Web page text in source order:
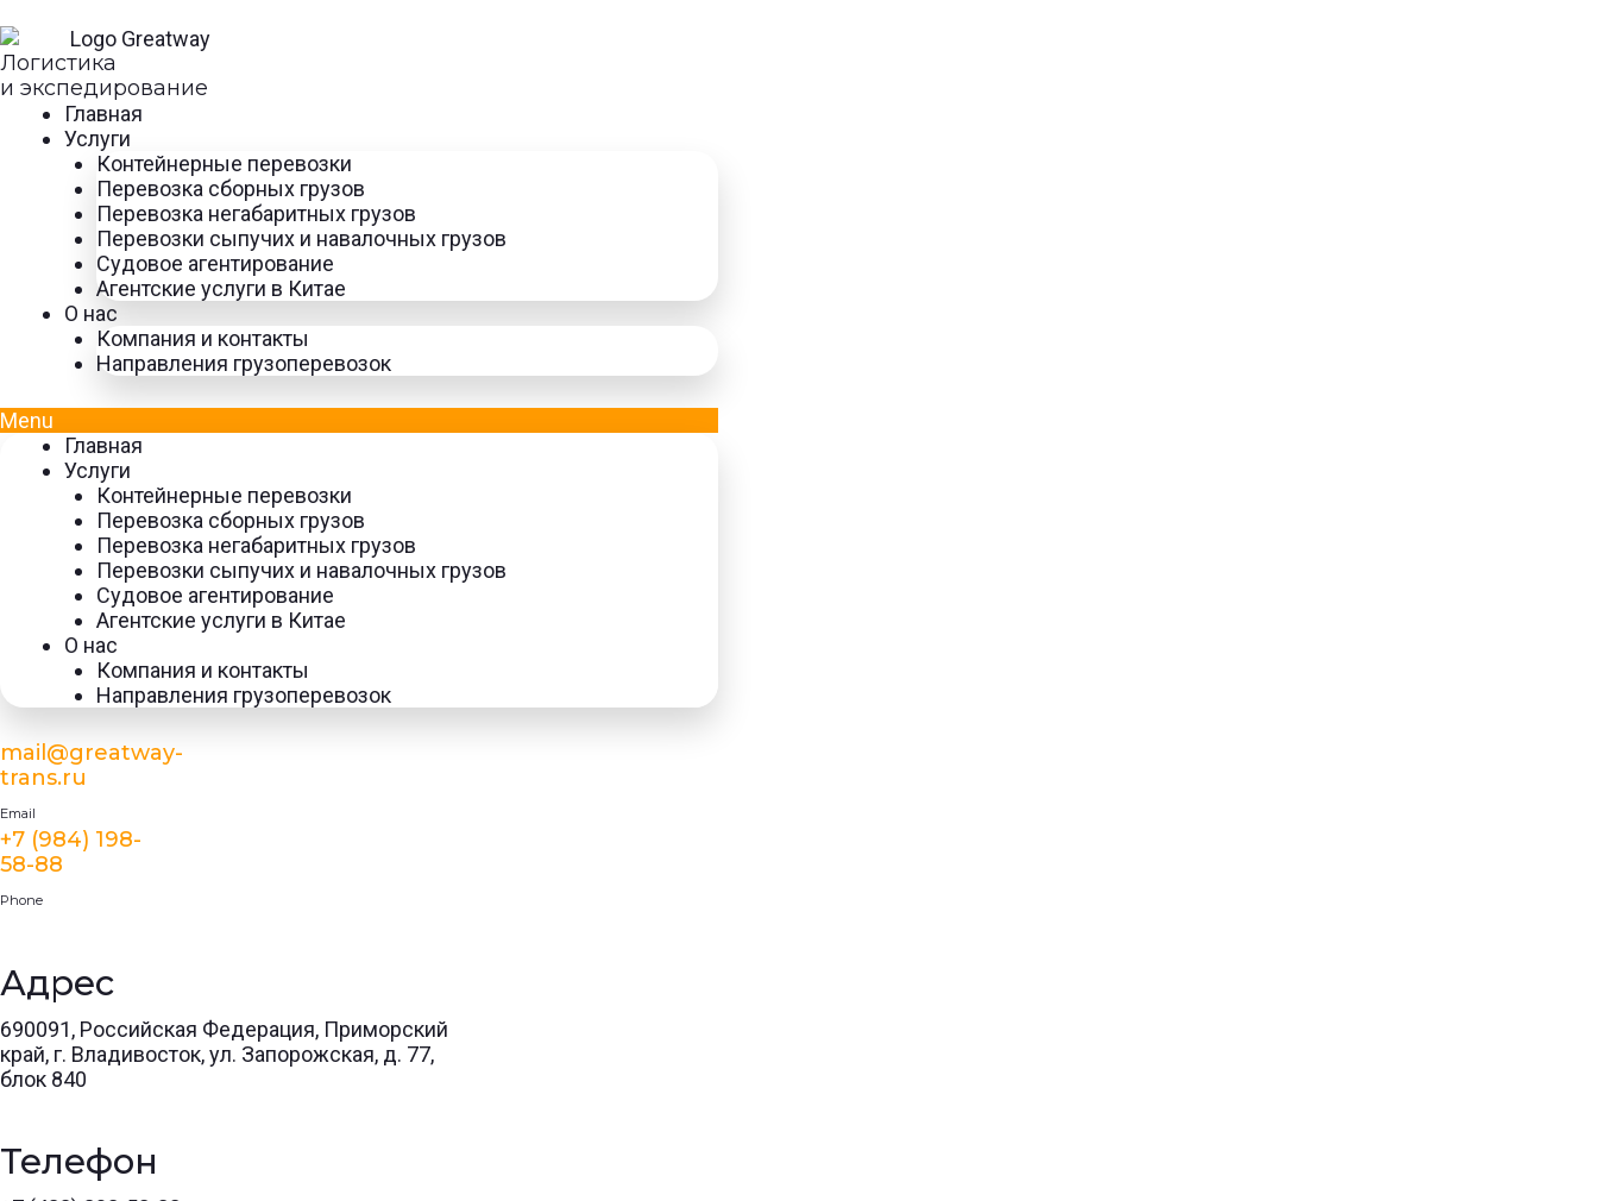
Перейти
к
содержимому
Логистика
и экспедирование
Главная
Услуги
Контейнерные перевозки
Перевозка сборных грузов
Перевозка негабаритных грузов
Перевозки сыпучих и навалочных грузов
Судовое агентирование
Агентские услуги в Китае
О нас
Компания и контакты
Направления грузоперевозок
Menu
Главная
Услуги
Контейнерные перевозки
Перевозка сборных грузов
Перевозка негабаритных грузов
Перевозки сыпучих и навалочных грузов
Судовое агентирование
Агентские услуги в Китае
О нас
Компания и контакты
Направления грузоперевозок
mail@greatway-
trans.ru
Email
+7 (984) 198-
58-88
Phone
Адрес
690091, Российская Федерация, Приморский
край, г. Владивосток, ул. Запорожская, д. 77,
блок 840
Телефон